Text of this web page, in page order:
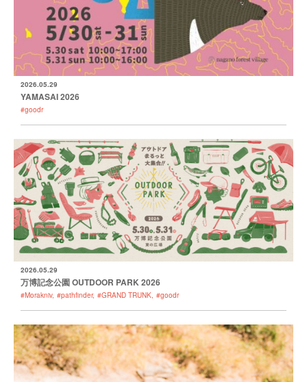
2026.05.29
YAMASAI 2026
#goodr
2026.05.29
万博記念公園 OUTDOOR PARK 2026
#Morakniv #pathfinder #GRAND TRUNK #goodr